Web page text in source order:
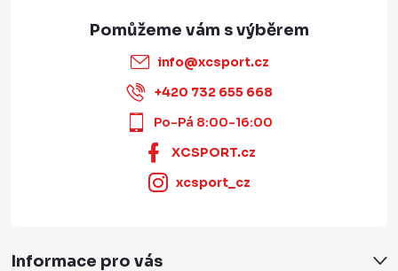
info@xcsport.cz
+420 732 655 668
Po-Pá 8:00-16:00
XCSPORT.cz
xcsport_cz
Informace pro vás